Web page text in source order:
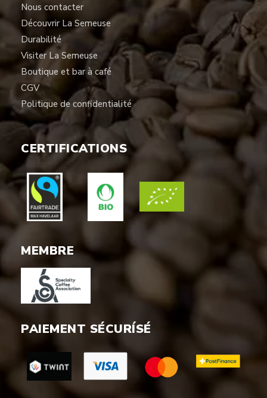
Nous contacter
Découvrir La Semeuse
Durabilité
Visiter La Semeuse
Boutique et bar à café
CGV
Politique de confidentialité
CERTIFICATIONS
MEMBRE
PAIEMENT SÉCURÍSÉ